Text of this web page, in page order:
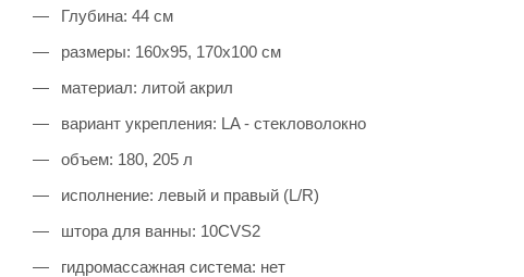
Глубина: 44 см
размеры: 160x95, 170x100 см
материал: литой акрил
вариант укрепления: LA - стекловолокно
объем: 180, 205 л
исполнение: левый и правый (L/R)
штора для ванны: 10CVS2
гидромассажная система: нет